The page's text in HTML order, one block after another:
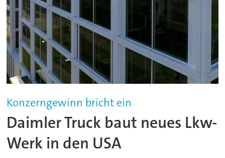
Konzerngewinn bricht ein
Daimler Truck baut neues Lkw-
Werk in den USA